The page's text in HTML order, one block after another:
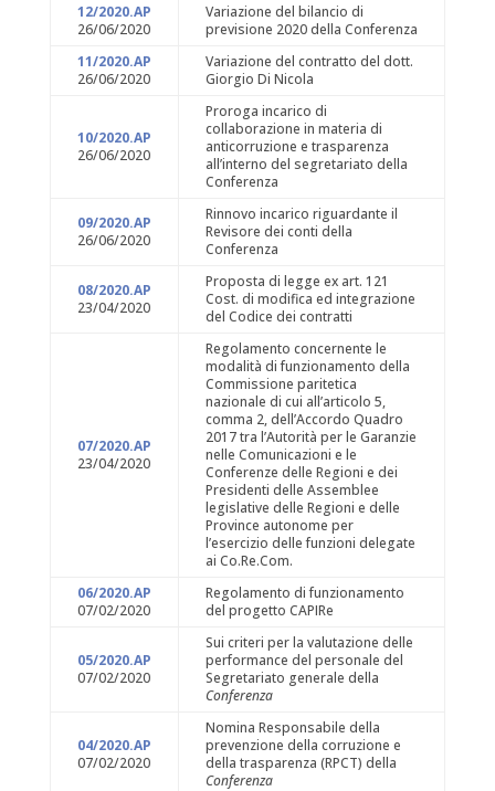
12/2020.AP
26/06/2020
Variazione del bilancio di
previsione 2020 della Conferenza
11/2020.AP
26/06/2020
Variazione del contratto del dott.
Giorgio Di Nicola
10/2020.AP
26/06/2020
Proroga incarico di
collaborazione in materia di
anticorruzione e trasparenza
all’interno del segretariato della
Conferenza
09/2020.AP
26/06/2020
Rinnovo incarico riguardante il
Revisore dei conti della
Conferenza
08/2020.AP
23/04/2020
Proposta di legge ex art. 121
Cost. di modifica ed integrazione
del Codice dei contratti
07/2020.AP
23/04/2020
Regolamento concernente le
modalità di funzionamento della
Commissione paritetica
nazionale di cui all’articolo 5,
comma 2, dell’Accordo Quadro
2017 tra l’Autorità per le Garanzie
nelle Comunicazioni e le
Conferenze delle Regioni e dei
Presidenti delle Assemblee
legislative delle Regioni e delle
Province autonome per
l’esercizio delle funzioni delegate
ai Co.Re.Com.
06/2020.AP
07/02/2020
Regolamento di funzionamento
del progetto CAPIRe
05/2020.AP
07/02/2020
Sui criteri per la valutazione delle
performance del personale del
Segretariato generale della
Conferenza
04/2020.AP
07/02/2020
Nomina Responsabile della
prevenzione della corruzione e
della trasparenza (RPCT) della
Conferenza